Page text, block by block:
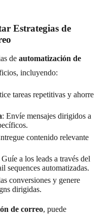
Estrategias de
de automatización de
incluyendo:
tareas repetitivas y ahorre
: Envíe mensajes dirigidos a
contenido relevante
Guíe a los leads a través del
sequences automatizadas.
conversiones y genere
dirigidas.
de correo, puede